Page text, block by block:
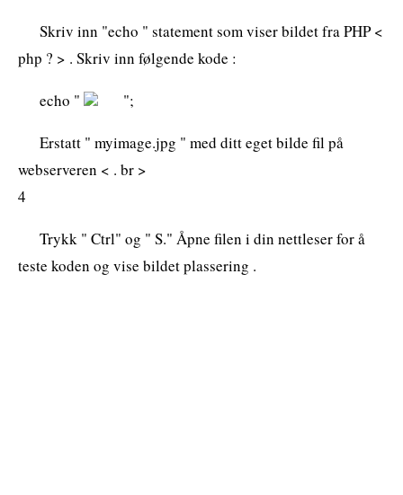
Skriv inn "echo " statement som viser bildet fra PHP <
php ? > . Skriv inn følgende kode :
echo " ";
Erstatt " myimage.jpg " med ditt eget bilde fil på
webserveren < . br >
4
Trykk " Ctrl" og " S." Åpne filen i din nettleser for å
teste koden og vise bildet plassering .